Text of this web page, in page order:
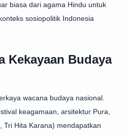
biasa dari agama Hindu untuk
sosiopolitik Indonesia
Kekayaan Budaya
wacana budaya nasional.
keagamaan, arsitektur Pura,
Tri Hita Karana) mendapatkan